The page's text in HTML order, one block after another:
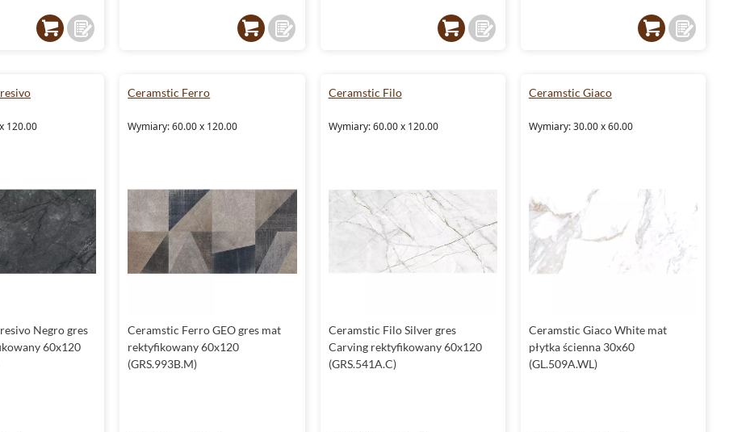
120.00
Negro gres
60x120
Ceramstic Ferro
Wymiary: 60.00 x 120.00
Ceramstic Ferro GEO gres mat
rektyfikowany 60x120
(GRS.993B.M)
Ceramstic Filo
Wymiary: 60.00 x 120.00
Ceramstic Filo Silver gres
Carving rektyfikowany 60x120
(GRS.541A.C)
Ceramstic Giaco
Wymiary: 30.00 x 60.00
Ceramstic Giaco White mat
płytka ścienna 30x60
(GL.509A.WL)